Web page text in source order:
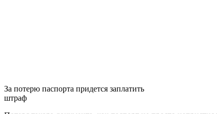
За потерю паспорта придется заплатить
штраф